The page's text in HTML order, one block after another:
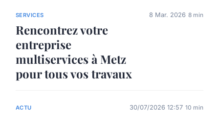
SERVICES
Rencontrez votre
entreprise
multiservices à Metz
pour tous vos travaux
8 Mar. 2026 8 min
ACTU 30/07/2026 12:57 10 min